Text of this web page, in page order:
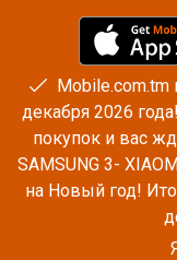
Mobile.com.tm
декабря 2026
покупок и вас
SAMSUNG 3-
на Новый год!